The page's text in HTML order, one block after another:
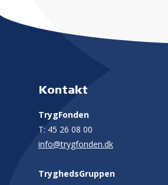
Kontakt
TrygFonden
T: 45 26 08 00
info@trygfonden.dk
TryghedsGruppen